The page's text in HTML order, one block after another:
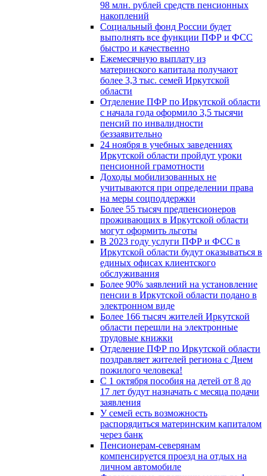
98 млн. рублей средств пенсионных
накоплений
Социальный фонд России будет
выполнять все функции ПФР и ФСС
быстро и качественно
Ежемесячную выплату из
материнского капитала получают
более 3,3 тыс. семей Иркутской
области
Отделение ПФР по Иркутской области
с начала года оформило 3,5 тысячи
пенсий по инвалидности
беззаявительно
24 ноября в учебных заведениях
Иркутской области пройдут уроки
пенсионной грамотности
Доходы мобилизованных не
учитываются при определении права
на меры соцподдержки
Более 55 тысяч предпенсионеров
проживающих в Иркутской области
могут оформить льготы
В 2023 году услуги ПФР и ФСС в
Иркутской области будут оказываться в
единых офисах клиентского
обслуживания
Более 90% заявлений на установление
пенсии в Иркутской области подано в
электронном виде
Более 166 тысяч жителей Иркутской
области перешли на электронные
трудовые книжки
Отделение ПФР по Иркутской области
поздравляет жителей региона с Днем
пожилого человека!
С 1 октября пособия на детей от 8 до
17 лет будут назначать с месяца подачи
заявления
У семей есть возможность
распорядиться материнским капиталом
через банк
Пенсионерам-северянам
компенсируется проезд на отдых на
личном автомобиле